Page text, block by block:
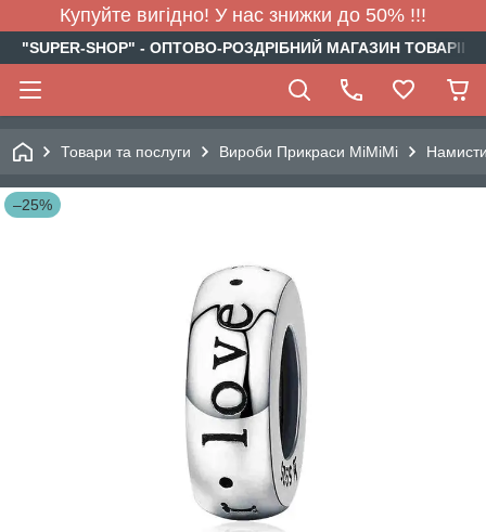
Купуйте вигідно! У нас знижки до 50% !!!
"SUPER-SHOP" - ОПТОВО-РОЗДРІБНИЙ МАГАЗИН
Товари та послуги Вироби Прикраси МіМіМі
–25%